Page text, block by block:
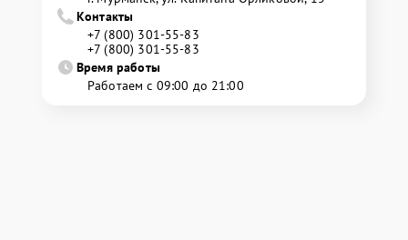
Контакты
+7 (800) 301-55-83
+7 (800) 301-55-83
Время работы
Работаем с 09:00 до 21:00